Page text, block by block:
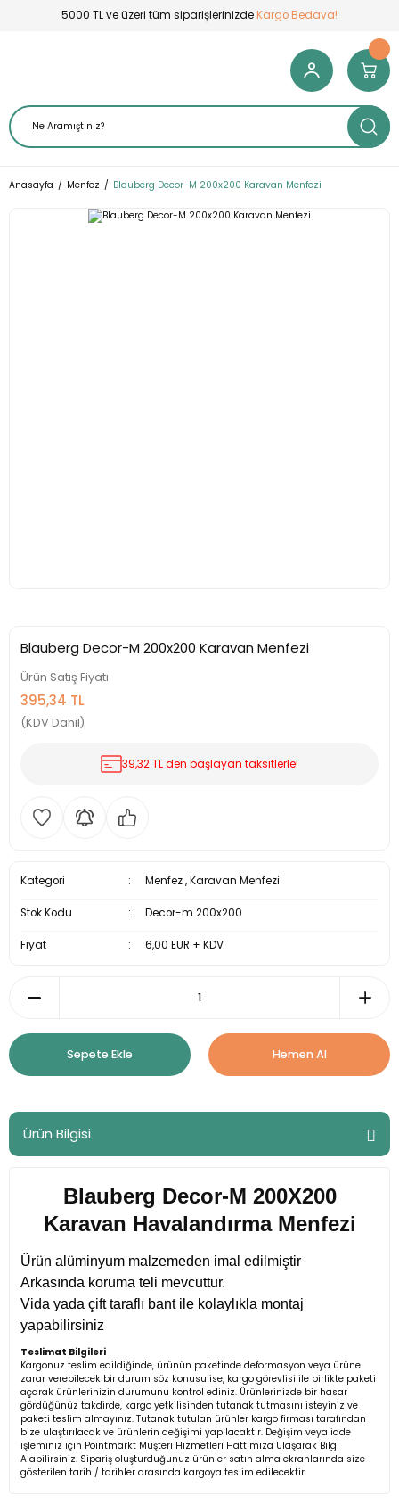
5000 TL ve üzeri tüm siparişlerinizde Kargo Bedava!
Anasayfa Menfez Blauberg Decor-M 200x200 Karavan Menfezi
Blauberg Decor-M 200x200 Karavan Menfezi
Ürün Satış Fiyatı
395,34 TL
(KDV Dahil)
39,32 TL den başlayan taksitlerle!
Kategori Menfez ,Karavan Menfezi
Stok Kodu Decor-m 200x200
Fiyat 6,00 EUR + KDV
Sepete Ekle Hemen Al
Ürün Bilgisi
Blauberg Decor-M 200X200
Karavan Havalandırma Menfezi
Ürün alüminyum malzemeden imal edilmiştir
Arkasında koruma teli mevcuttur.
Vida yada çift taraflı bant ile kolaylıkla montaj
yapabilirsiniz
Teslimat Bilgileri
Kargonuz teslim edildiğinde, ürünün paketinde deformasyon veya ürüne
zarar verebilecek bir durum söz konusu ise, kargo görevlisi ile birlikte paketi
açarak ürünlerinizin durumunu kontrol ediniz. Ürünlerinizde bir hasar
gördüğünüz takdirde, kargo yetkilisinden tutanak tutmasını isteyiniz ve
paketi teslim almayınız. Tutanak tutulan ürünler kargo firması tarafından
bize ulaştırılacak ve ürünlerin değişimi yapılacaktır. Değişim veya iade
işleminiz için Pointmarkt Müşteri Hizmetleri Hattımıza Ulaşarak Bilgi
Alabilirsiniz. Sipariş oluşturduğunuz ürünler satın alma ekranlarında size
gösterilen tarih / tarihler arasında kargoya teslim edilecektir.